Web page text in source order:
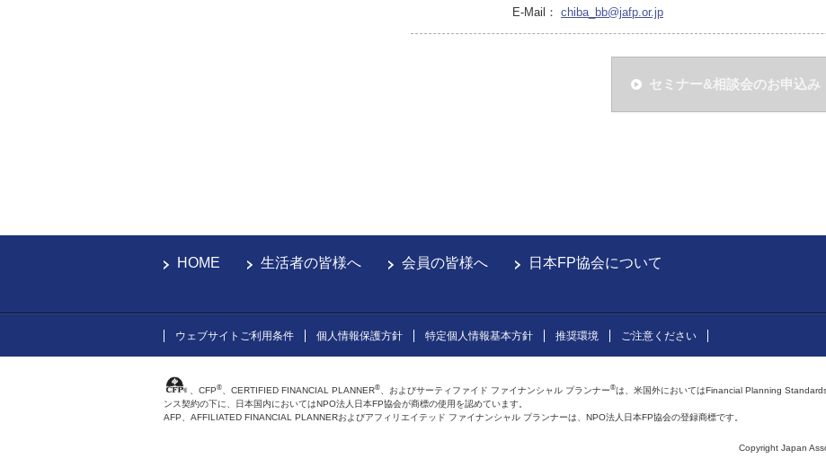
E-Mail： chiba_bb@jafp.or.jp
セミナー&相談会のお申込み
HOME 生活者の皆様へ 会員の皆様へ 日本FP協会について
ウェブサイトご利用条件 個人情報保護方針 特定個人情報基本方針 推奨環境 ご注意ください
、CFP®、CERTIFIED FINANCIAL PLANNER®、およびサーティファイド ファイナンシャル プランナー®は、米国外においてはFinancial Planning
ンス契約の下に、日本国内においてはNPO法人日本FP協会が商標の使用を認めています。
AFP、AFFILIATED FINANCIAL PLANNERおよびアフィリエイテッド ファイナンシャル プランナーは、NPO法人日本FP協会の登録商標です。
Copyright Japan